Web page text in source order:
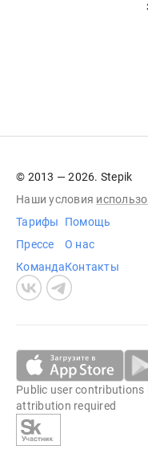
© 2013 — 2026. Stepik
Наши условия
Тарифы
Прессе
Команда
Помощь
О нас
Контакты
Public user contributions
attribution required